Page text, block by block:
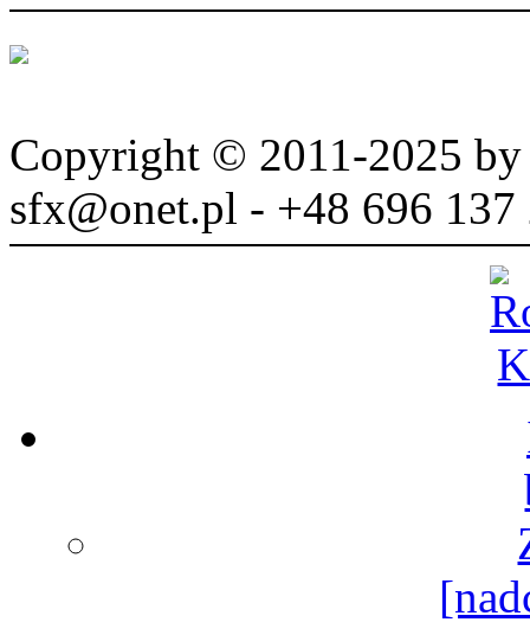
Copyright © 2011-2025
sfx@onet.pl - +48 696 137